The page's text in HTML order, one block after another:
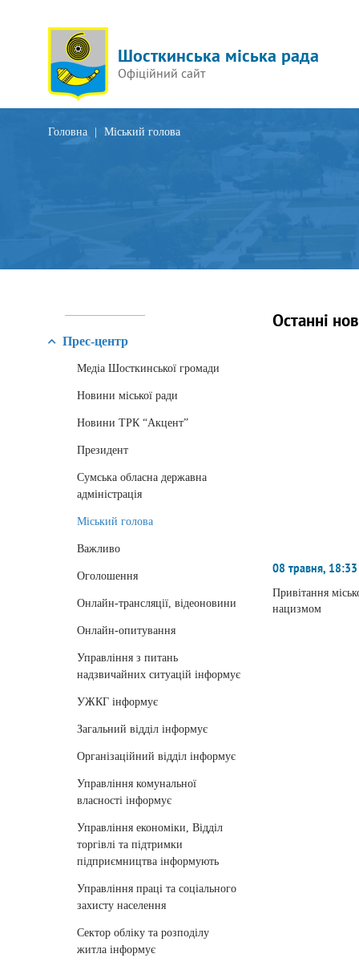
Шосткинська міська рада
Офіційний сайт
Головна Міський голова
Прес-центр
Медіа Шосткинської громади
Новини міської ради
Новини ТРК “Акцент”
Президент
Сумська обласна державна
адміністрація
Міський голова
Важливо
Оголошення
Онлайн-трансляції, відеоновини
Онлайн-опитування
Управління з питань
надзвичайних ситуацій інформує
УЖКГ інформує
Загальний відділ інформує
Організаційний відділ інформує
Управління комунальної
власності інформує
Управління економіки, Відділ
торгівлі та підтримки
підприємництва інформують
Управління праці та соціального
захисту населення
Сектор обліку та розподілу
житла інформує
Останні
08 травня, 18:33
Привітання
нацизмом